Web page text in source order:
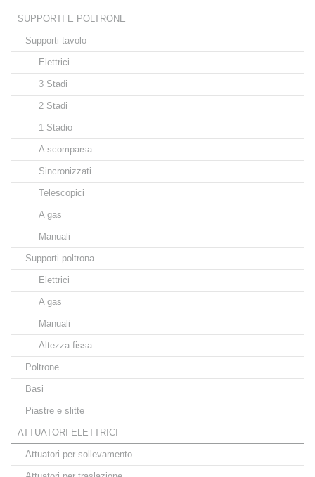
SUPPORTI E POLTRONE
Supporti tavolo
Elettrici
3 Stadi
2 Stadi
1 Stadio
A scomparsa
Sincronizzati
Telescopici
A gas
Manuali
Supporti poltrona
Elettrici
A gas
Manuali
Altezza fissa
Poltrone
Basi
Piastre e slitte
ATTUATORI ELETTRICI
Attuatori per sollevamento